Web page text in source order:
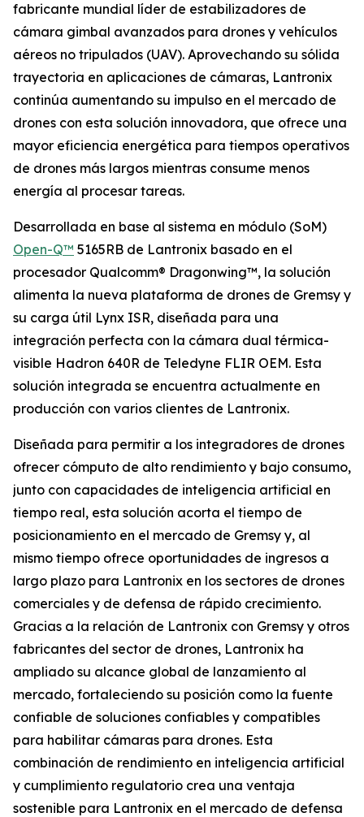
fabricante mundial líder de estabilizadores de
cámara gimbal avanzados para drones y vehículos
aéreos no tripulados (UAV). Aprovechando su sólida
trayectoria en aplicaciones de cámaras, Lantronix
continúa aumentando su impulso en el mercado de
drones con esta solución innovadora, que ofrece una
mayor eficiencia energética para tiempos operativos
de drones más largos mientras consume menos
energía al procesar tareas.
Desarrollada en base al sistema en módulo (SoM)
Open-Q™ 5165RB de Lantronix basado en el
procesador Qualcomm® Dragonwing™, la solución
alimenta la nueva plataforma de drones de Gremsy y
su carga útil Lynx ISR, diseñada para una
integración perfecta con la cámara dual térmica-
visible Hadron 640R de Teledyne FLIR OEM. Esta
solución integrada se encuentra actualmente en
producción con varios clientes de Lantronix.
Diseñada para permitir a los integradores de drones
ofrecer cómputo de alto rendimiento y bajo consumo,
junto con capacidades de inteligencia artificial en
tiempo real, esta solución acorta el tiempo de
posicionamiento en el mercado de Gremsy y, al
mismo tiempo ofrece oportunidades de ingresos a
largo plazo para Lantronix en los sectores de drones
comerciales y de defensa de rápido crecimiento.
Gracias a la relación de Lantronix con Gremsy y otros
fabricantes del sector de drones, Lantronix ha
ampliado su alcance global de lanzamiento al
mercado, fortaleciendo su posición como la fuente
confiable de soluciones confiables y compatibles
para habilitar cámaras para drones. Esta
combinación de rendimiento en inteligencia artificial
y cumplimiento regulatorio crea una ventaja
sostenible para Lantronix en el mercado de defensa